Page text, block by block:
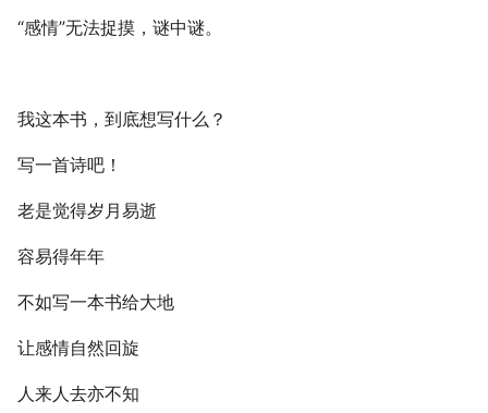
“感情”无法捉摸，谜中谜。
我这本书，到底想写什么？
写一首诗吧！
老是觉得岁月易逝
容易得年年
不如写一本书给大地
让感情自然回旋
人来人去亦不知